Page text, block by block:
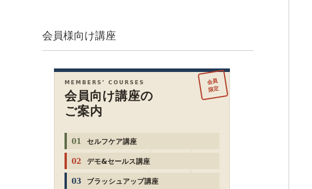
会員様向け講座